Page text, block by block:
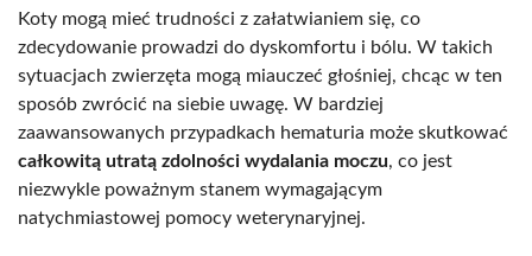
Koty mogą mieć trudności z załatwianiem się, co
zdecydowanie prowadzi do dyskomfortu i bólu. W takich
sytuacjach zwierzęta mogą miauczeć głośniej, chcąc w ten
sposób zwrócić na siebie uwagę. W bardziej
zaawansowanych przypadkach hematuria może skutkować
całkowitą utratą zdolności wydalania moczu, co jest
niezwykle poważnym stanem wymagającym
natychmiastowej pomocy weterynaryjnej.